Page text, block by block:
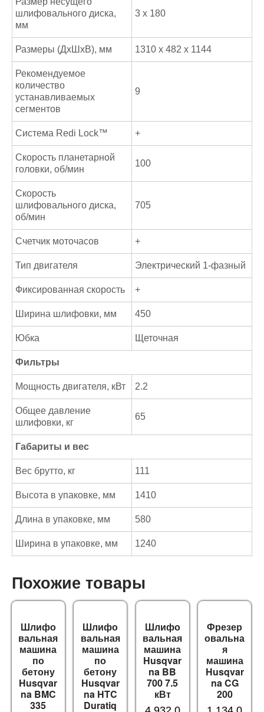
шлифовального диска,
мм
3 х 180
Размеры (ДхШхВ), мм 1310 х 482 х 1144
Рекомендуемое
количество
устанавливаемых
сегментов
9
Система Redi Lock™ +
Скорость планетарной
головки, об/мин
100
Скорость
шлифовального диска,
об/мин
705
Счетчик моточасов +
Тип двигателя Электрический 1-фазный
Фиксированная скорость +
Ширина шлифовки, мм 450
Юбка Щеточная
Фильтры
Мощность двигателя, кВт 2.2
Общее давление
шлифовки, кг
65
Габариты и вес
Вес брутто, кг 111
Высота в упаковке, мм 1410
Длина в упаковке, мм 580
Ширина в упаковке, мм 1240
Похожие товары
Шлифо
вальная
машина
по
бетону
Husqvar
na BMC
335
Шлифо
вальная
машина
по
бетону
Husqvar
na HTC
Duratiq
Шлифо
вальная
машина
Husqvar
na BB
700 7.5
кВт
Фрезер
овальна
я
машина
Husqvar
na CG
200